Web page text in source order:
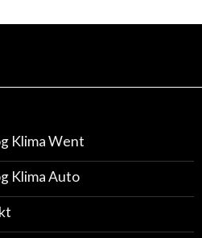
Klima Went
Klima Auto